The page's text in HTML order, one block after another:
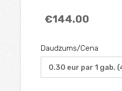
€144.00
Daudzums/Cena